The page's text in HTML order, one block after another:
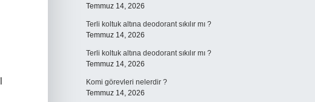
Temmuz 14, 2026
Terli koltuk altına deodorant sıkılır mı ?
Temmuz 14, 2026
Terli koltuk altına deodorant sıkılır mı ?
Temmuz 14, 2026
Komi görevleri nelerdir ?
Temmuz 14, 2026